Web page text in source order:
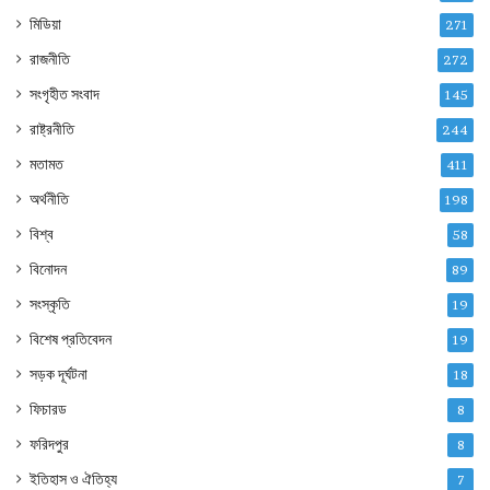
মিডিয়া 271
রাজনীতি 272
সংগৃহীত সংবাদ 145
রাষ্ট্রনীতি 244
মতামত 411
অর্থনীতি 198
বিশ্ব 58
বিনোদন 89
সংস্কৃতি 19
বিশেষ প্রতিবেদন 19
সড়ক দূর্ঘটনা 18
ফিচারড 8
ফরিদপুর 8
ইতিহাস ও ঐতিহ্য 7